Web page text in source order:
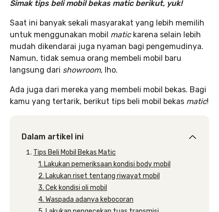
Simak tips beli mobil bekas matic berikut, yuk!
Saat ini banyak sekali masyarakat yang lebih memilih
untuk menggunakan mobil matickarena selain lebih
mudah dikendarai juga nyaman bagi pengemudinya.
Namun, tidak semua orang membeli mobil baru
langsung dari showroom, lho.
Ada juga dari mereka yang membeli mobil bekas. Bagi
kamu yang tertarik, berikut tips beli mobil bekas matic!
Dalam artikel ini
Tips Beli Mobil Bekas Matic
1. Lakukan pemeriksaan kondisi body mobil
2. Lakukan riset tentang riwayat mobil
3. Cek kondisi oli mobil
4. Waspada adanya kebocoran